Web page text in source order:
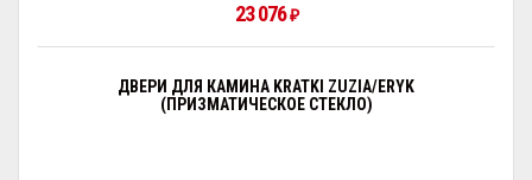
23 076₽
ДВЕРИ ДЛЯ КАМИНА KRATKI ZUZIA/ERYK
(ПРИЗМАТИЧЕСКОЕ СТЕКЛО)